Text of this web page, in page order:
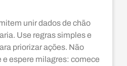
unir dados de chão
Use regras simples e
priorizar ações. Não
e espere milagres: comece